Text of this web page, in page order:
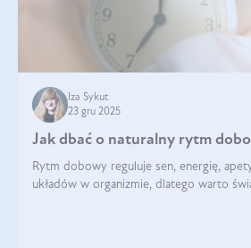
Iza Sykut
23 gru 2025
Jak dbać o naturalny rytm
Rytm dobowy reguluje sen, energię,
układów w organizmie, dlatego warto